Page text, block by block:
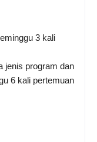
3 kali
jenis program dan
6 kali pertemuan